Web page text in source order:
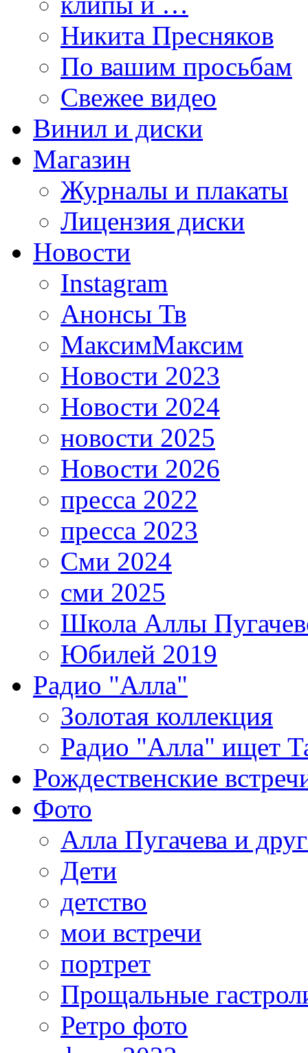
Никита Пресняков
По вашим просьбам
Свежее видео
Винил и диски
Магазин
Журналы и плакаты
Лицензия диски
Новости
Instagram
Анонсы Тв
МаксимМаксим
Новости 2023
Новости 2024
новости 2025
Новости 2026
пресса 2022
пресса 2023
Сми 2024
сми 2025
Школа Аллы
Юбилей 2019
Радио "Алла"
Золотая коллекция
Радио "Алла" ищет
Рождественские
Фото
Алла Пугачева и
Дети
детство
мои встречи
портрет
Прощальные
Ретро фото